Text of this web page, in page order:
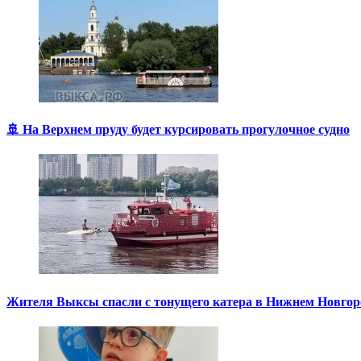
🚢 На Верхнем пруду будет курсировать прогулочное судно
Жителя Выксы спасли с тонущего катера в Нижнем